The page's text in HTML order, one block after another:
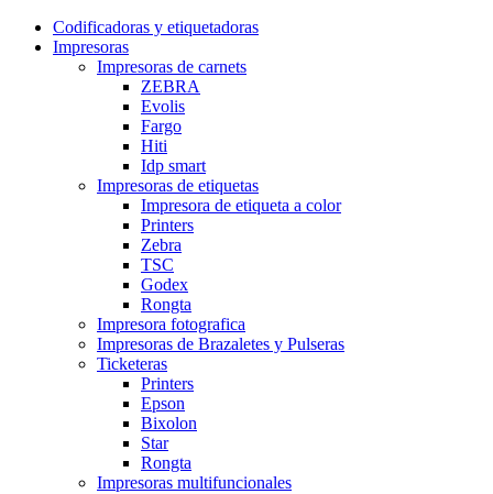
Codificadoras y etiquetadoras
Impresoras
Impresoras de carnets
ZEBRA
Evolis
Fargo
Hiti
Idp smart
Impresoras de etiquetas
Impresora de etiqueta a color
Printers
Zebra
TSC
Godex
Rongta
Impresora fotografica
Impresoras de Brazaletes y Pulseras
Ticketeras
Printers
Epson
Bixolon
Star
Rongta
Impresoras multifuncionales